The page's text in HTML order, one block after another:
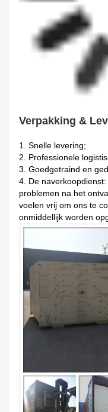
Verpakking &
1. Snelle levering;
2. Professionele
3. Goedgetraind en
4. De
problemen na het
voelen vrij om ons te
onmiddellijk worden